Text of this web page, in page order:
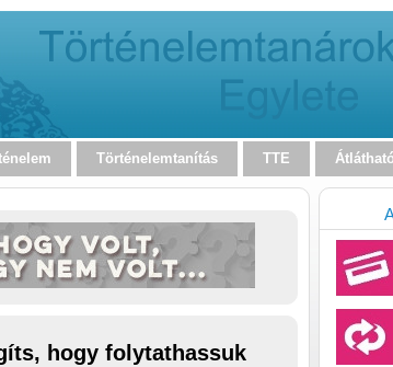
Történelemtanítás TTE
hogy folytathassuk